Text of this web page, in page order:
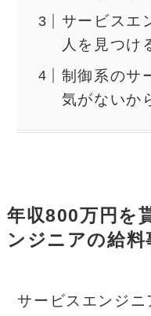
サービスエ
人を見つけ
制御系のサ
気がないか
年収800万円を
ンジニアの給料
サービスエンジ